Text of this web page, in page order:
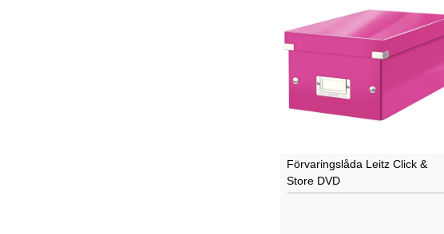
Förvaringslåda Leitz Click &
Store DVD